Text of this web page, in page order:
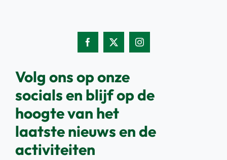
Volg ons op onze
socials en blijf op de
hoogte van het
laatste nieuws en de
activiteiten